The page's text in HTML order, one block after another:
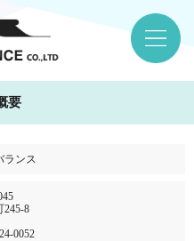
要
ランス
245-8
0052